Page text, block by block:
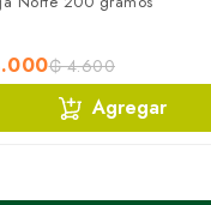
₲ 4.600
Agregar